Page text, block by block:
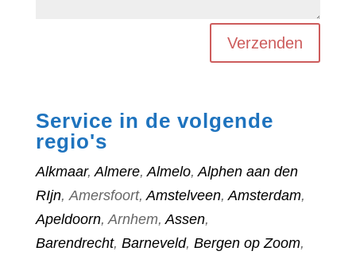
Verzenden
Service in de volgende
regio's
Alkmaar,Almere,Almelo,Alphen aan den
RIjn, Amersfoort,Amstelveen,Amsterdam,
Apeldoorn, Arnhem,Assen,
Barendrecht, Barneveld, Bergen op Zoom,